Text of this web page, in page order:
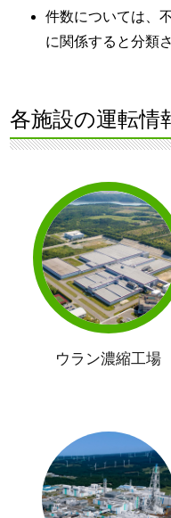
件数については、
に関係すると分類
各施設の運転情
ウラン濃縮工場